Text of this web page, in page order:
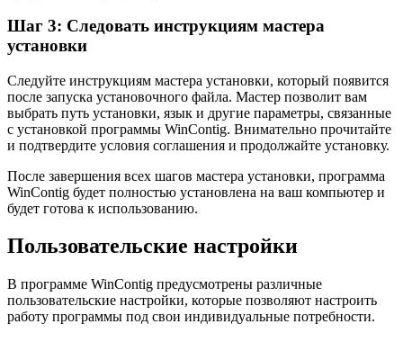
Шаг 3: Следовать инструкциям мастера
установки
Следуйте инструкциям мастера установки, который появится
после запуска установочного файла. Мастер позволит вам
выбрать путь установки, язык и другие параметры, связанные
с установкой программы WinContig. Внимательно прочитайте
и подтвердите условия соглашения и продолжайте установку.
После завершения всех шагов мастера установки, программа
WinContig будет полностью установлена на ваш компьютер и
будет готова к использованию.
Пользовательские настройки
В программе WinContig предусмотрены различные
пользовательские настройки, которые позволяют настроить
работу программы под свои индивидуальные потребности.